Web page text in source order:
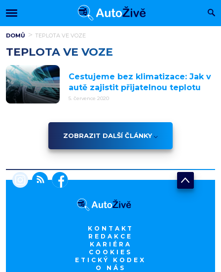
DOMŮ TEPLOTA VE VOZE
TEPLOTA VE VOZE
Cestujeme bez klimatizace: Jak v
autě zajistit přijatelnou teplotu
5. července 2020
ZOBRAZIT DALŠÍ ČLÁNKY
KONTAKT
REDAKCE
KARIÉRA
COOKIES
ETICKÝ KODEX
O NÁS